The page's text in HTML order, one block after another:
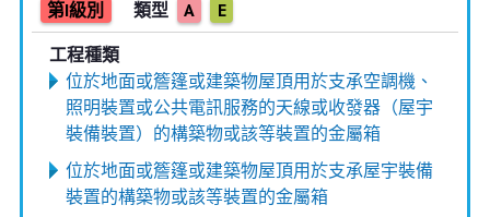
第I級別 類型 A E
工程種類
位於地面或簷篷或建築物屋頂用於支承空調機、
照明裝置或公共電訊服務的天線或收發器（屋宇
裝備裝置）的構築物或該等裝置的金屬箱
位於地面或簷篷或建築物屋頂用於支承屋宇裝備
裝置的構築物或該等裝置的金屬箱